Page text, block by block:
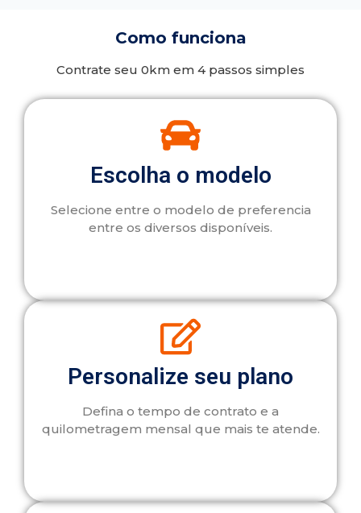
Como funciona
Contrate seu 0km em 4 passos simples
Escolha o modelo
Selecione entre o modelo de preferencia
entre os diversos disponíveis.
Personalize seu plano
Defina o tempo de contrato e a
quilometragem mensal que mais te atende.